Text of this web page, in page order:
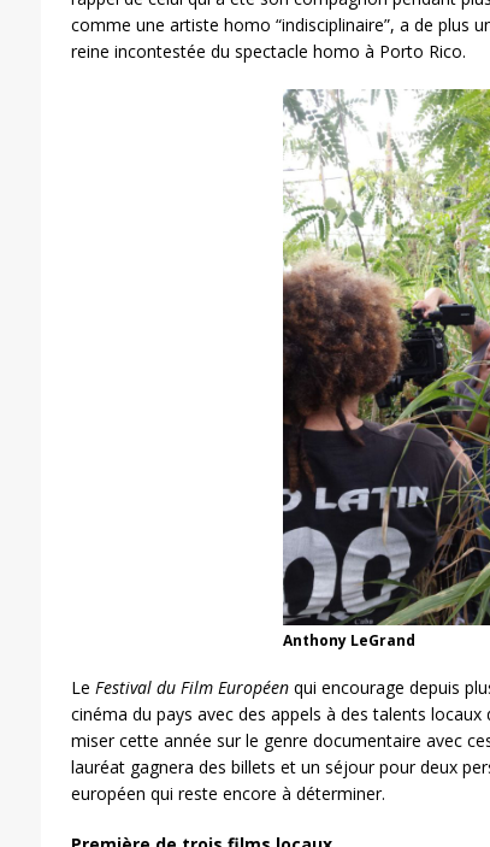
comme une artiste homo “indisciplinaire”, a de plus
reine incontestée du spectacle homo à Porto Rico.
Anthony LeGrand
Le Festival du Film Européenqui encourage depuis
cinéma du pays avec des appels à des talents
miser cette année sur le genre documentaire avec
lauréat gagnera des billets et un séjour pour deux
européen qui reste encore à déterminer.